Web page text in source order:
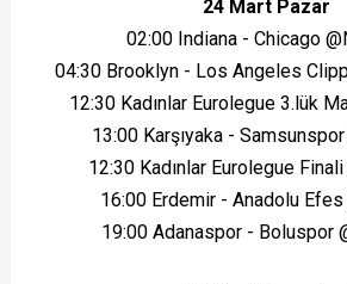
24 Mart Pazar
02:00 Indiana - Chicago
04:30 Brooklyn - Los Angeles
12:30 Kadınlar Eurolegue 3.lük
13:00 Karşıyaka -
12:30 Kadınlar Eurolegue
16:00 Erdemir - Anadolu Efes
19:00 Adanaspor - Boluspor